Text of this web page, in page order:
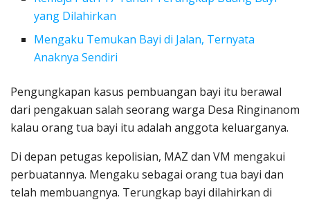
yang Dilahirkan
Mengaku Temukan Bayi di Jalan, Ternyata
Anaknya Sendiri
Pengungkapan kasus pembuangan bayi itu berawal
dari pengakuan salah seorang warga Desa Ringinanom
kalau orang tua bayi itu adalah anggota keluarganya.
Di depan petugas kepolisian, MAZ dan VM mengakui
perbuatannya. Mengaku sebagai orang tua bayi dan
telah membuangnya. Terungkap bayi dilahirkan di